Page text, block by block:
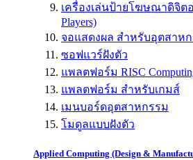
เครื่องเล่นป้ายโฆษณาดิจิตอ
Players)
จอแสดงผล สำหรับอุตสาห
ซอฟแวร์ฝังตัว
แพลตฟอร์ม RISC
แพลตฟอร์ม สำหรับเกมส์
เมนบอร์ดอุตสาหกรรม
โมดูลแบบฝังตัว
Applied Computing (Design &